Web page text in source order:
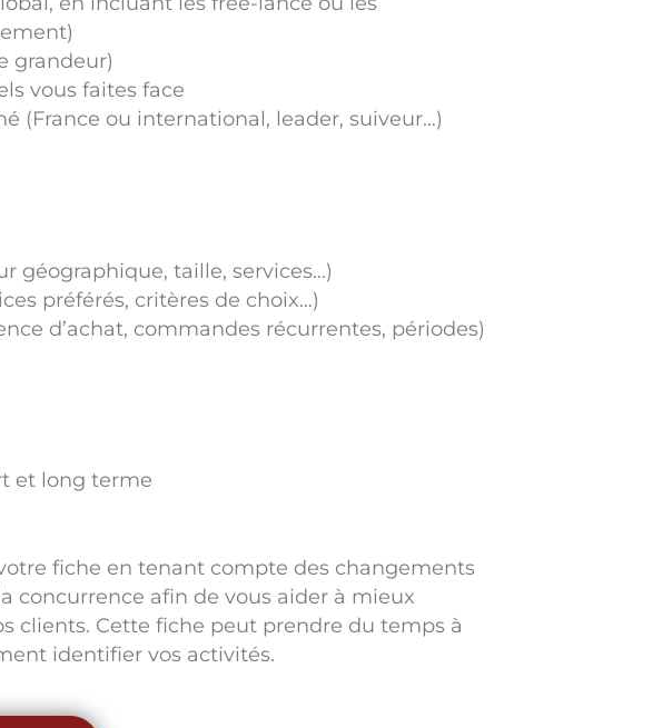
grandeur)
vous faites face
(France ou international, leader, suiveur…)
géographique, taille, services…)
préférés, critères de choix…)
d’achat, commandes récurrentes, périodes)
et long terme
fiche en tenant compte des changements
concurrence afin de vous aider à mieux
clients. Cette fiche peut prendre du temps à
identifier vos activités.